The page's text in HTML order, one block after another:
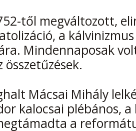
től megváltozott,
a kálvinizmus
Mindennaposak
összetűzések.
Mácsai Mihály
kalocsai plébános,
a